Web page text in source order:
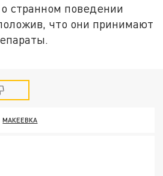
о странном поведении
что они принимают
МАКЕЕВКА